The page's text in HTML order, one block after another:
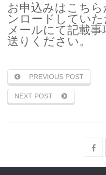
お申込みはこちら
ンロードしてい
メールにて記載
送りください。
PREVIOUS POST
NEXT POST